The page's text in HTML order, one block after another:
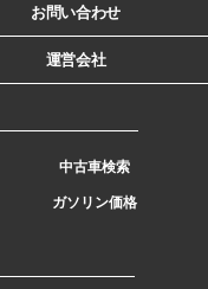
お問い合わせ
運営会社
中古車検索
ガソリン価格